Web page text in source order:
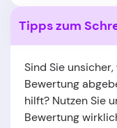
Tipps zum
Sind Sie
Bewertung
hilft? Nutzen Sie
Bewertung